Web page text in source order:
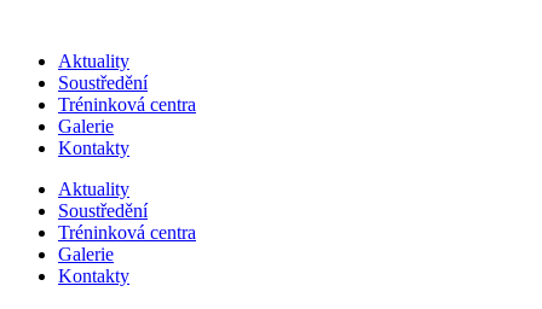
obsahuAktuality
Soustředění
Tréninková centra
Galerie
Kontakty
Aktuality
Soustředění
Tréninková centra
Galerie
Kontakty